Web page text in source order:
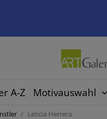
A-Z Motivauswahl
Leticia Herrera